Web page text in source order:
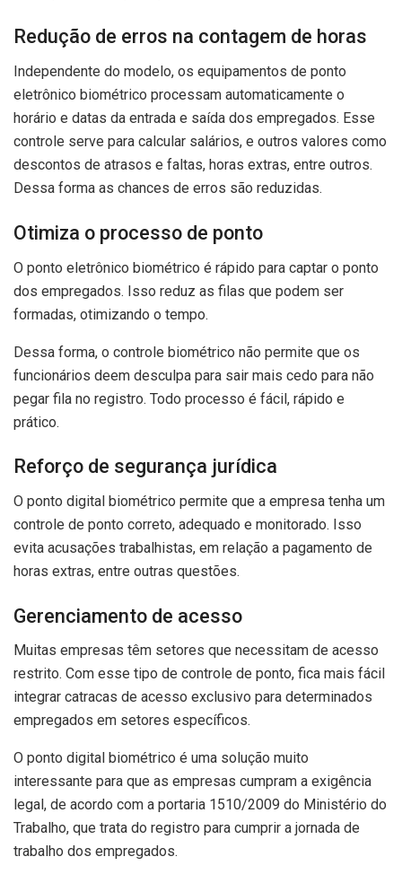
Redução de erros na contagem de horas
Independente do modelo, os equipamentos de ponto
eletrônico biométrico processam automaticamente o
horário e datas da entrada e saída dos empregados. Esse
controle serve para calcular salários, e outros valores como
descontos de atrasos e faltas, horas extras, entre outros.
Dessa forma as chances de erros são reduzidas.
Otimiza o processo de ponto
O ponto eletrônico biométrico é rápido para captar o ponto
dos empregados. Isso reduz as filas que podem ser
formadas, otimizando o tempo.
Dessa forma, o controle biométrico não permite que os
funcionários deem desculpa para sair mais cedo para não
pegar fila no registro. Todo processo é fácil, rápido e
prático.
Reforço de segurança jurídica
O ponto digital biométrico permite que a empresa tenha um
controle de ponto correto, adequado e monitorado. Isso
evita acusações trabalhistas, em relação a pagamento de
horas extras, entre outras questões.
Gerenciamento de acesso
Muitas empresas têm setores que necessitam de acesso
restrito. Com esse tipo de controle de ponto, fica mais fácil
integrar catracas de acesso exclusivo para determinados
empregados em setores específicos.
O ponto digital biométrico é uma solução muito
interessante para que as empresas cumpram a exigência
legal, de acordo com a portaria 1510/2009 do Ministério do
Trabalho, que trata do registro para cumprir a jornada de
trabalho dos empregados.